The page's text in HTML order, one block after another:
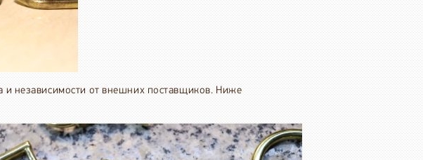
и независимости от внешних поставщиков. Ниже